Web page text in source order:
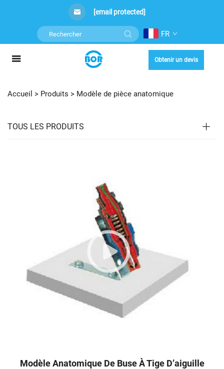
[email protected]
FR
Obtenir un devis
Accueil > Produits > Modèle de pièce anatomique
TOUS LES PRODUITS
Modèle Anatomique De Buse À Tige D’aiguille